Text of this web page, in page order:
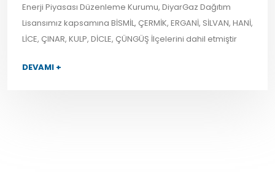
Enerji Piyasası Düzenleme Kurumu, DiyarGaz Dağıtım
Lisansımız kapsamına BİSMİL, ÇERMİK, ERGANİ, SİLVAN, HANİ,
LİCE, ÇINAR, KULP, DİCLE, ÇÜNGÜŞ İlçelerini dahil etmiştir
DEVAMI +